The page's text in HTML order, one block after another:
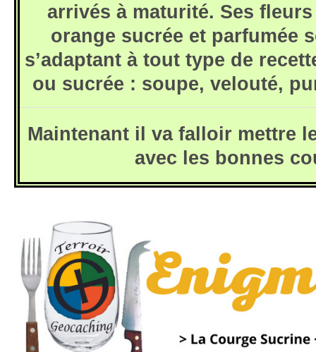
arrivés à maturité. Ses
orange sucrée et parfumée
s’adaptant à tout type de
ou sucrée : soupe, velouté,
Maintenant il va falloir mettre
avec les bonnes